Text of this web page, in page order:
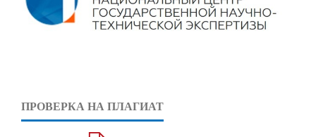
ПРОВЕРКА НА ПЛАГИАТ